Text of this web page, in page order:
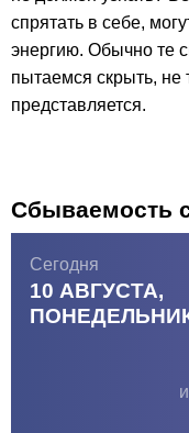
спрятать в себе,
энергию. Обычно те
пытаемся скрыть, не
представляется.
Сбываемость
Сегодня
10 АВГУСТА,